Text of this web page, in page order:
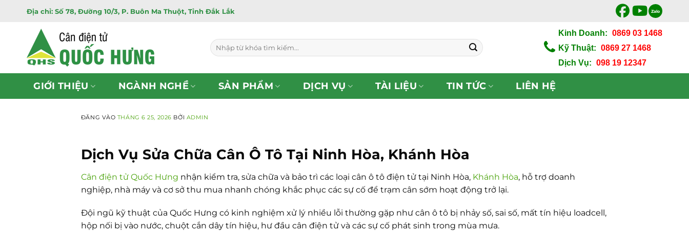
Địa chỉ: Số 78, Đường 10/3, P. Buôn Ma Thuột, Tỉnh Đắk Lắk Zalo
Tìm
kiếm:
Kinh Doanh: 0869 03 1468
Kỹ Thuật: 0869 27 1468
Dịch Vụ: 098 19 12347
GIỚI THIỆU NGÀNH NGHỀ SẢN PHẨM DỊCH VỤ TÀI LIỆU TIN TỨC LIÊN HỆ
ĐĂNG VÀO THÁNG 6 25, 2026 BỞI ADMIN
Dịch Vụ Sửa Chữa Cân Ô Tô Tại Ninh Hòa, Khánh Hòa
Cân điện tử Quốc Hưng nhận kiểm tra, sửa chữa và bảo trì các loại cân ô tô điện tử tại Ninh Hòa, Khánh Hòa, hỗ trợ doanh
nghiệp, nhà máy và cơ sở thu mua nhanh chóng khắc phục các sự cố để trạm cân sớm hoạt động trở lại.
Đội ngũ kỹ thuật của Quốc Hưng có kinh nghiệm xử lý nhiều lỗi thường gặp như cân ô tô bị nhảy số, sai số, mất tín hiệu loadcell,
hộp nối bị vào nước, chuột cắn dây tín hiệu, hư đầu cân điện tử và các sự cố phát sinh trong mùa mưa.